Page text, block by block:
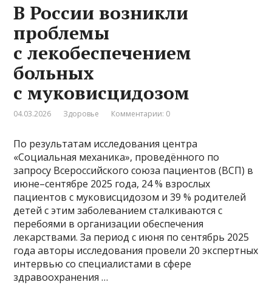
В России возникли
проблемы
с лекобеспечением
больных
с муковисцидозом
04.03.2026 Здоровье Комментарии: 0
По результатам исследования центра
«Социальная механика», проведённого по
запросу Всероссийского союза пациентов (ВСП) в
июне–сентябре 2025 года, 24 % взрослых
пациентов с муковисцидозом и 39 % родителей
детей с этим заболеванием сталкиваются с
перебоями в организации обеспечения
лекарствами. За период с июня по сентябрь 2025
года авторы исследования провели 20 экспертных
интервью со специалистами в сфере
здравоохранения …